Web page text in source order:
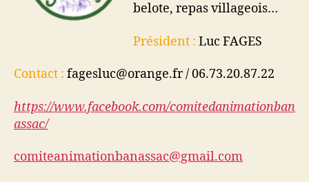
belote, repas villageois…
Président : Luc FAGES
Contact : fagesluc@orange.fr / 06.73.20.87.22
https://www.facebook.com/comitedanimationban
assac/
comiteanimationbanassac@gmail.com